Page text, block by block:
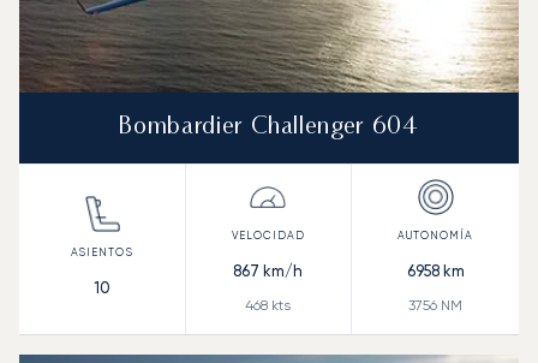
Bombardier Challenger 604
10
867 km/h
468 kts
6958km
3756 NM